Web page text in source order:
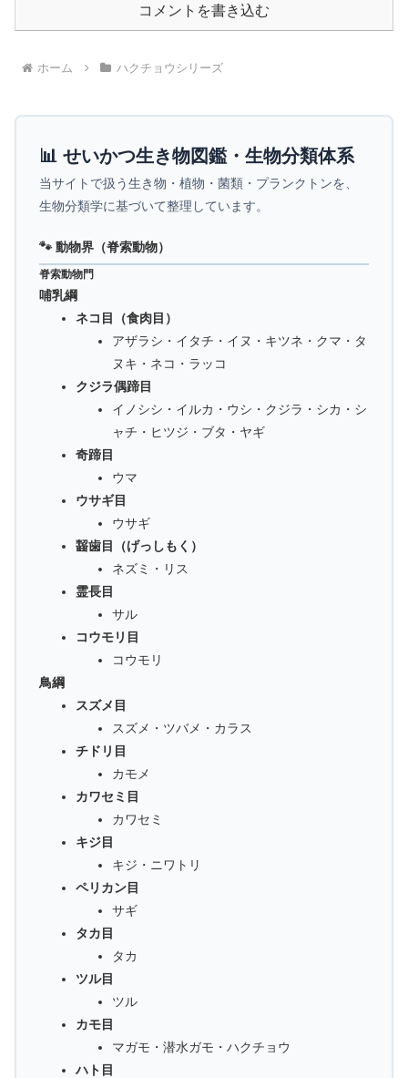
コメントを書き込む
ホーム ハクチョウシリーズ
📊 せいかつ生き物図鑑・生物分類体系
当サイトで扱う生き物・植物・菌類・プランクトンを、
生物分類学に基づいて整理しています。
🐾 動物界（脊索動物）
脊索動物門
哺乳綱
ネコ目（食肉目）
アザラシ・イタチ・イヌ・キツネ・クマ・タ
ヌキ・ネコ・ラッコ
クジラ偶蹄目
イノシシ・イルカ・ウシ・クジラ・シカ・シ
ャチ・ヒツジ・ブタ・ヤギ
奇蹄目
ウマ
ウサギ目
ウサギ
齧歯目（げっしもく）
ネズミ・リス
霊長目
サル
コウモリ目
コウモリ
鳥綱
スズメ目
スズメ・ツバメ・カラス
チドリ目
カモメ
カワセミ目
カワセミ
キジ目
キジ・ニワトリ
ペリカン目
サギ
タカ目
タカ
ツル目
ツル
カモ目
マガモ・潜水ガモ・ハクチョウ
ハト目